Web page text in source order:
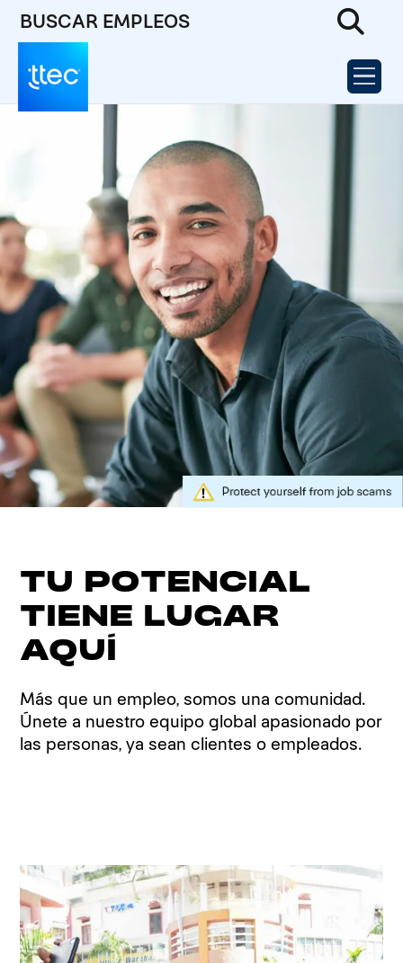
TU POTENCIAL
TIENE LUGAR
AQUÍ
Más que un empleo, somos una comunidad.
Únete a nuestro equipo global apasionado por
las personas, ya sean clientes o empleados.
BUSCAR EMPLEOS